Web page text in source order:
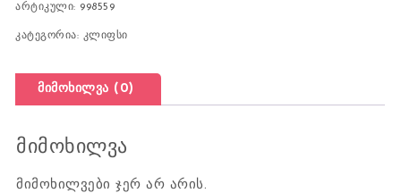
არტიკული: 998559
კატეგორია: კლიფსი
მიმოხილვა (0)
მიმოხილვა
მიმოხილვები ჯერ არ არის.